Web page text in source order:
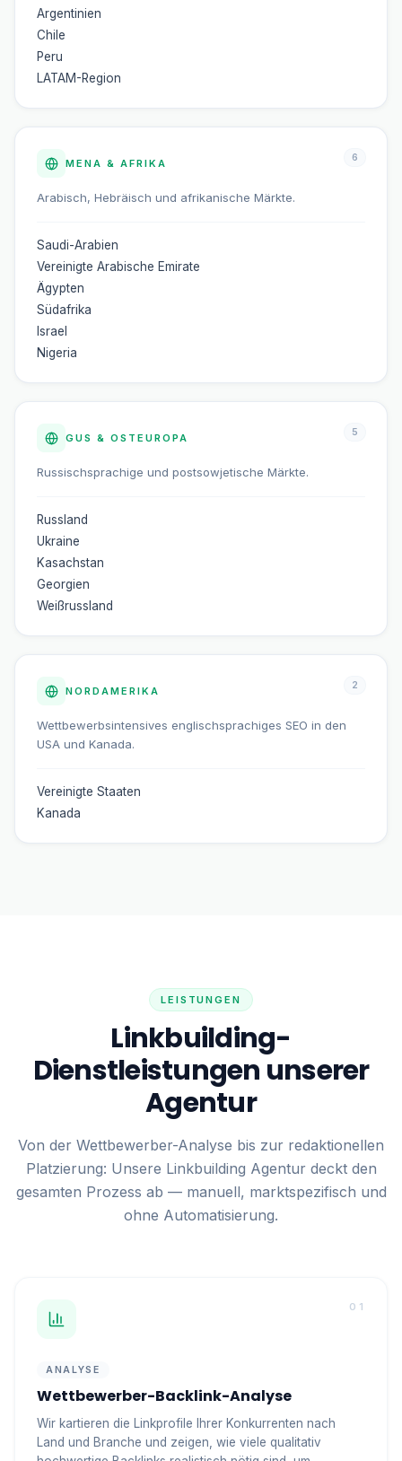
Argentinien
Chile
Peru
LATAM-Region
MENA & AFRIKA 6
Arabisch, Hebräisch und afrikanische Märkte.
Saudi-Arabien
Vereinigte Arabische Emirate
Ägypten
Südafrika
Israel
Nigeria
GUS & OSTEUROPA 5
Russischsprachige und postsowjetische Märkte.
Russland
Ukraine
Kasachstan
Georgien
Weißrussland
NORDAMERIKA 2
Wettbewerbsintensives englischsprachiges SEO in den
USA und Kanada.
Vereinigte Staaten
Kanada
LEISTUNGEN
Linkbuilding-
Dienstleistungen unserer
Agentur
Von der Wettbewerber-Analyse bis zur redaktionellen
Platzierung: Unsere Linkbuilding Agentur deckt den
gesamten Prozess ab — manuell, marktspezifisch und
ohne Automatisierung.
01
ANALYSE
Wettbewerber-Backlink-Analyse
Wir kartieren die Linkprofile Ihrer Konkurrenten nach
Land und Branche und zeigen, wie viele qualitativ